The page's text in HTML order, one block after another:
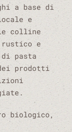
a base di
e
colline
e
pasta
prodotti
biologico,